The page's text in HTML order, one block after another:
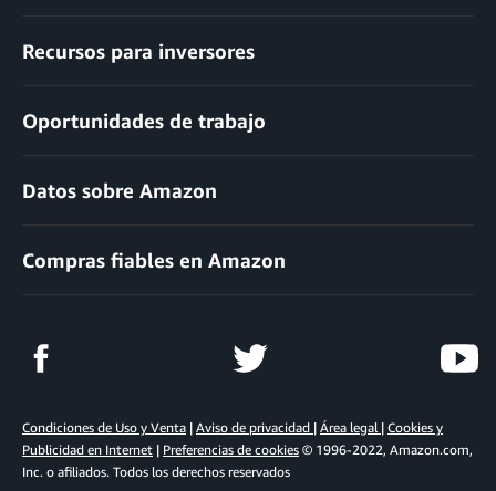
Recursos para inversores
Oportunidades de trabajo
Datos sobre Amazon
Compras fiables en Amazon
Condiciones de Uso y Venta | Aviso de privacidad | Área legal | Cookies y
Publicidad en Internet | Preferencias de cookies © 1996-2022, Amazon.com,
Inc. o afiliados. Todos los derechos reservados